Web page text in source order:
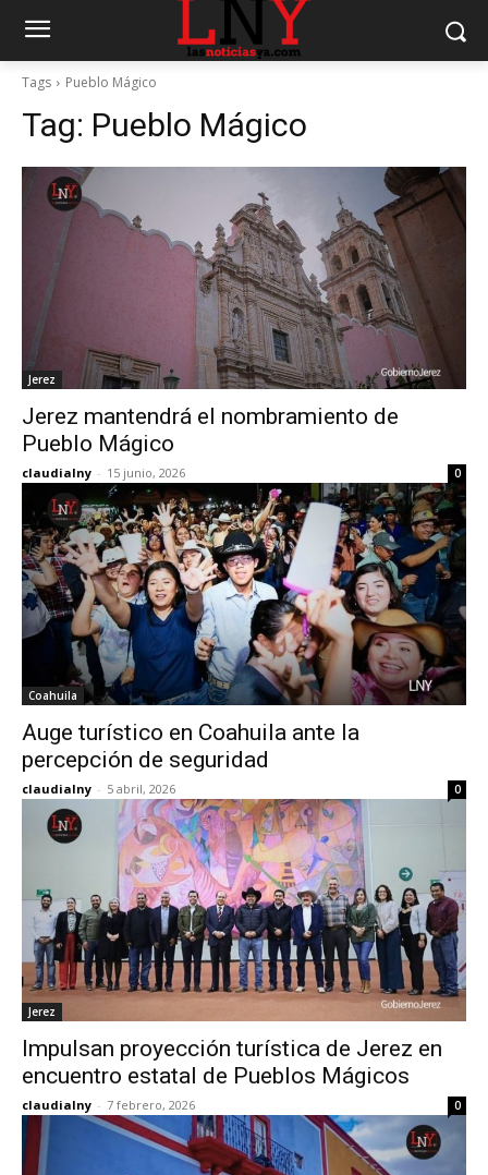
Tags Pueblo Mágico
Tag: Pueblo Mágico
Jerez
Jerez mantendrá el nombramiento de
Pueblo Mágico
claudialny - 15 junio, 2026 0
Coahuila
Auge turístico en Coahuila ante la
percepción de seguridad
claudialny - 5 abril, 2026 0
Jerez
Impulsan proyección turística de Jerez en
encuentro estatal de Pueblos Mágicos
claudialny - 7 febrero, 2026 0